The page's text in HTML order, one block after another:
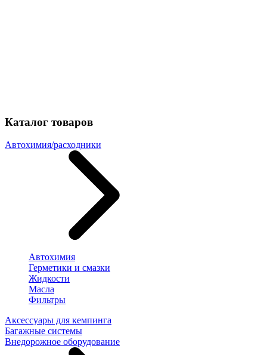
Каталог товаров
Автохимия/расходники
Автохимия
Герметики и смазки
Жидкости
Масла
Фильтры
Аксессуары для кемпинга
Багажные системы
Внедорожное оборудование